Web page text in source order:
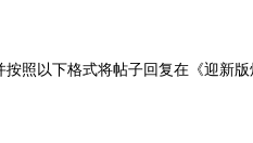
照以下格式将帖子回复在《迎新版